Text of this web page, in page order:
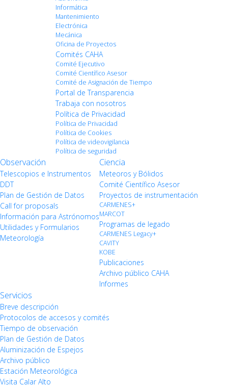
Informática
Mantenimiento
Electrónica
Mecánica
Oficina de Proyectos
Comités CAHA
Comité Ejecutivo
Comité Científico Asesor
Comité de Asignación de Tiempo
Portal de Transparencia
Trabaja con nosotros
Política de Privacidad
Política de Privacidad
Política de Cookies
Política de videovigilancia
Política de seguridad
Observación
Telescopios e Instrumentos
DDT
Plan de Gestión de Datos
Call for proposals
Información para Astrónomos
Utilidades y Formularios
Meteorología
Ciencia
Meteoros y Bólidos
Comité Científico Asesor
Proyectos de instrumentación
CARMENES+
MARCOT
Programas de legado
CARMENES Legacy+
CAVITY
KOBE
Publicaciones
Archivo público CAHA
Informes
Servicios
Breve descripción
Protocolos de accesos y comités
Tiempo de observación
Plan de Gestión de Datos
Aluminización de Espejos
Archivo público
Estación Meteorológica
Visita Calar Alto